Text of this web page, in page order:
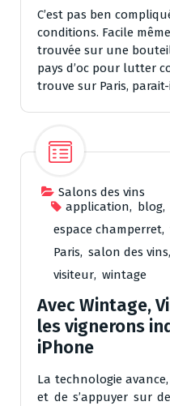
C’est pas ben
conditions. Facile
trouvée sur une
pays d’oc pour lutter
trouve sur Paris,
Salons des vins
application, blog,
espace champerret,
Paris, salon des vins,
visiteur, wintage
Avec Wintage,
les vignerons
iPhone
La technologie avance,
et de s’appuyer sur